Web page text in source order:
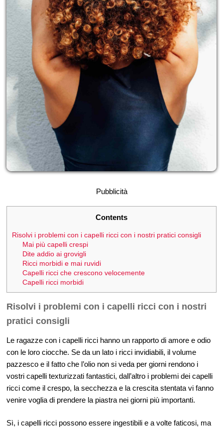
Pubblicità
Contents
Risolvi i problemi con i capelli ricci con i nostri pratici consigli
Mai più capelli crespi
Dite addio ai grovigli
Ricci morbidi e mai ruvidi
Capelli ricci che crescono velocemente
Capelli ricci morbidi
Risolvi i problemi con i capelli ricci con i nostri
pratici consigli
Le ragazze con i capelli ricci hanno un rapporto di amore e odio
con le loro ciocche. Se da un lato i ricci invidiabili, il volume
pazzesco e il fatto che l’olio non si veda per giorni rendono i
vostri capelli texturizzati fantastici, dall’altro i problemi dei capelli
ricci come il crespo, la secchezza e la crescita stentata vi fanno
venire voglia di prendere la piastra nei giorni più importanti.
Sì, i capelli ricci possono essere ingestibili e a volte faticosi, ma